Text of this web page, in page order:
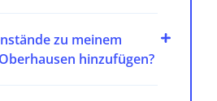
zu meinem
hinzufügen?